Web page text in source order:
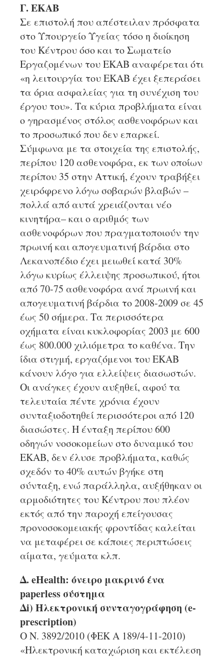
Γ. ΕΚΑΒ
Σε επιστολή που απέστειλαν πρόσφατα
στο Υπουργείο Υγείας τόσο η διοίκηση
του Κέντρου όσο και το Σωματείο
Εργαζομένων του ΕΚΑΒ αναφέρεται ότι
«η λειτουργία του ΕΚΑΒ έχει ξεπεράσει
τα όρια ασφαλείας για τη συνέχιση του
έργου του». Τα κύρια προβλήματα είναι
ο γηρασμένος στόλος ασθενοφόρων και
το προσωπικό που δεν επαρκεί.
Σύμφωνα με τα στοιχεία της επιστολής,
περίπου 120 ασθενοφόρα, εκ των οποίων
περίπου 35 στην Αττική, έχουν τραβήξει
χειρόφρενο λόγω σοβαρών βλαβών –
πολλά από αυτά χρειάζονται νέο
κινητήρα– και ο αριθμός των
ασθενοφόρων που πραγματοποιούν την
πρωινή και απογευματινή βάρδια στο
Λεκανοπέδιο έχει μειωθεί κατά 30%
λόγω κυρίως έλλειψης προσωπικού, ήτοι
από 70-75 ασθενοφόρα ανά πρωινή και
απογευματινή βάρδια το 2008-2009 σε 45
έως 50 σήμερα. Τα περισσότερα
οχήματα είναι κυκλοφορίας 2003 με 600
έως 800.000 χιλιόμετρα το καθένα. Την
ίδια στιγμή, εργαζόμενοι του ΕΚΑΒ
κάνουν λόγο για ελλείψεις διασωστών.
Οι ανάγκες έχουν αυξηθεί, αφού τα
τελευταία πέντε χρόνια έχουν
συνταξιοδοτηθεί περισσότεροι από 120
διασώστες. Η ένταξη περίπου 600
οδηγών νοσοκομείων στο δυναμικό του
ΕΚΑΒ, δεν έλυσε προβλήματα, καθώς
σχεδόν το 40% αυτών βγήκε στη
σύνταξη, ενώ παράλληλα, αυξήθηκαν οι
αρμοδιότητες του Κέντρου που πλέον
εκτός από την παροχή επείγουσας
προνοσοκομειακής φροντίδας καλείται
να μεταφέρει σε κάποιες περιπτώσεις
αίματα, γεύματα κλπ.
Δ. eHealth: όνειρο μακρινό ένα
paperless σύστημα
Δi) Ηλεκτρονική συνταγογράφηση (e-
prescription)
O Ν. 3892/2010 (ΦΕΚ Α 189/4-11-2010)
«Ηλεκτρονική καταχώριση και εκτέλεση